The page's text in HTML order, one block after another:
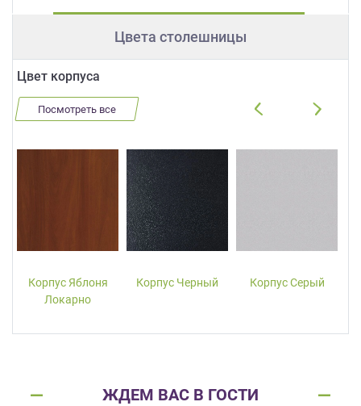
Цвета столешницы
Цвет корпуса
Посмотреть все
Корпус Яблоня
Локарно
Корпус Черный Корпус Серый
ЖДЕМ ВАС В ГОСТИ